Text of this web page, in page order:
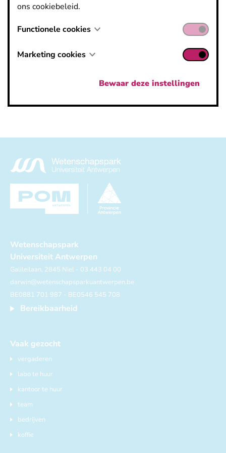
https://atlasatmp.be
Wetenschapspark
Universiteit Antwerpen
Galileilaan, 2845 Niel - 03 443 04 00
darwin@wetenschapsparkuantwerpen.be
BE0881 701 987 - BE0546 545 708
Bereikbaarheid
Vaak gezocht
vergaderen
labo te huur
kantoor te huur
team
bedrijven
koffie
ons cookiebeleid.
Functionele cookies
Marketing cookies
Bewaar deze instellingen